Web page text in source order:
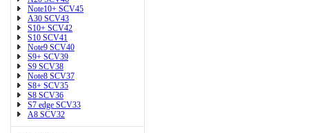
Note10+ SCV45
A30 SCV43
S10+ SCV42
S10 SCV41
Note9 SCV40
S9+ SCV39
S9 SCV38
Note8 SCV37
S8+ SCV35
S8 SCV36
S7 edge SCV33
A8 SCV32